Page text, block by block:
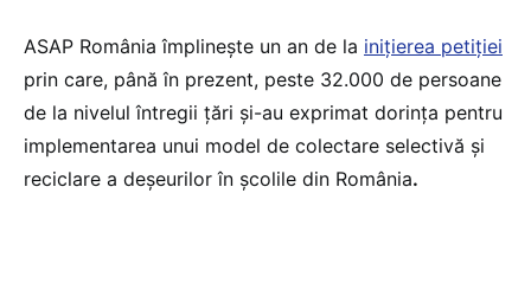
ASAP România împlinește un an de la inițierea petiției
prin care, până în prezent, peste 32.000 de persoane
de la nivelul întregii țări și-au exprimat dorința pentru
implementarea unui model de colectare selectivă și
reciclare a deșeurilor în școlile din România.